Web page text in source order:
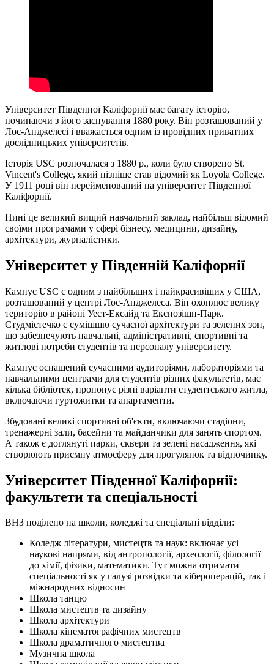
Університет Південної Каліфорнії має багату історію,
починаючи з його заснування 1880 року. Він розташований у
Лос-Анджелесі і вважається одним із провідних приватних
дослідницьких університетів.
Історія USC розпочалася з 1880 р., коли було створено St.
Vincent's College, який пізніше став відомий як Loyola College.
У 1911 році він перейменований на університет Південної
Каліфорнії.
Нині це великий вищий навчальний заклад, найбільш відомий
своїми програмами у сфері бізнесу, медицини, дизайну,
архітектури, журналістики.
Університет у Південній Каліфорнії
Кампус USC є одним з найбільших і найкрасивіших у США,
розташований у центрі Лос-Анджелеса. Він охоплює велику
територію в районі Уест-Ексайд та Експозішн-Парк.
Студмістечко є сумішшю сучасної архітектури та зелених зон,
що забезпечують навчальні, адміністративні, спортивні та
житлові потреби студентів та персоналу університету.
Кампус оснащений сучасними аудиторіями, лабораторіями та
навчальними центрами для студентів різних факультетів, має
кілька бібліотек, пропонує різні варіанти студентського житла,
включаючи гуртожитки та апартаменти.
Збудовані великі спортивні об'єкти, включаючи стадіони,
тренажерні зали, басейни та майданчики для занять спортом.
А також є доглянуті парки, сквери та зелені насадження, які
створюють приємну атмосферу для прогулянок та відпочинку.
Університет Південної Каліфорнії:
факультети та спеціальності
ВНЗ поділено на школи, коледжі та спеціальні відділи:
Коледж літератури, мистецтв та наук: включає усі
наукові напрями, від антропології, археології, філології
до хімії, фізики, математики. Тут можна отримати
спеціальності як у галузі розвідки та кібероперацій, так і
міжнародних відносин
Школа танцю
Школа мистецтв та дизайну
Школа архітектури
Школа кінематографічних мистецтв
Школа драматичного мистецтва
Музична школа